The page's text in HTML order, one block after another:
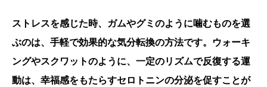
ストレスを感じた時、ガムやグミのように噛むものを選
ぶのは、手軽で効果的な気分転換の方法です。ウォーキ
ングやスクワットのように、一定のリズムで反復する運
動は、幸福感をもたらすセロトニンの分泌を促すことが